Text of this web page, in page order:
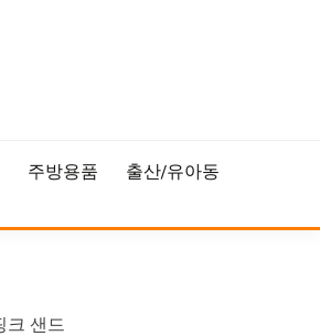
주방용품
출산/유아동
크 샌드